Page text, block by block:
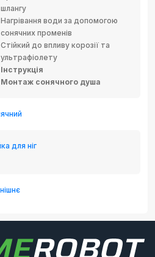
шлангу
Нагрівання води за допомогою
сонячних променів
Стійкий до впливу корозії та
ультрафіолету
Інструкція
Монтаж сонячного душа
для ніг